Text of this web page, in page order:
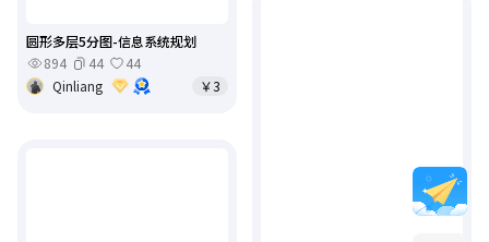
圆形多层5分图-信息系统规划
894
44
44
Qinliang
￥3